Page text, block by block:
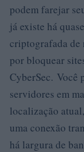
podem farejar
já existe há
criptografada de
por bloquear
CyberSec. Você
servidores em
localização
uma conexão
há largura de